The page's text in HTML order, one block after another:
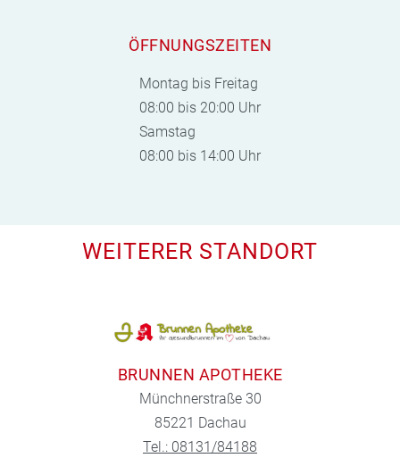
ÖFFNUNGSZEITEN
Montag bis Freitag
08:00 bis 20:00 Uhr
Samstag
08:00 bis 14:00 Uhr
WEITERER STANDORT
BRUNNEN APOTHEKE
Münchnerstraße 30
85221 Dachau
Tel.: 08131/84188